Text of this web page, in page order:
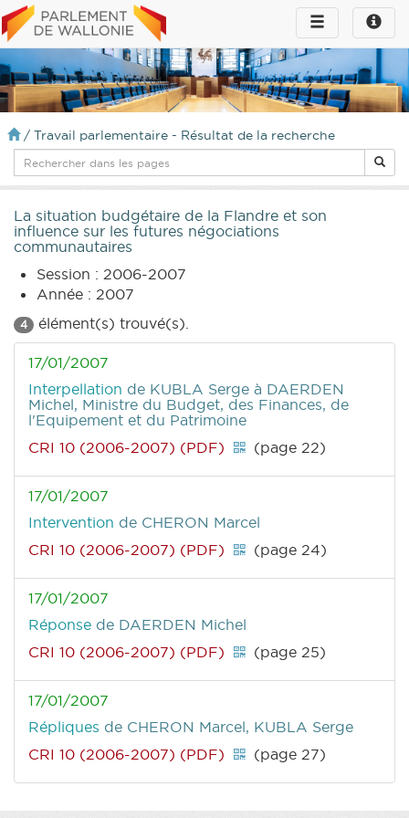
Toggle
infos
Toggle
navigation
/ Travail parlementaire - Résultat de la recherche
La situation budgétaire de la Flandre et son
influence sur les futures négociations
communautaires
Session : 2006-2007
Année : 2007
4 élément(s) trouvé(s).
17/01/2007
Interpellation de KUBLA Serge à DAERDEN
Michel, Ministre du Budget, des Finances, de
l'Equipement et du Patrimoine
CRI 10 (2006-2007) (PDF)
(page 22)
17/01/2007
Intervention de CHERON Marcel
CRI 10 (2006-2007) (PDF)
(page 24)
17/01/2007
Réponse de DAERDEN Michel
CRI 10 (2006-2007) (PDF)
(page 25)
17/01/2007
Répliques de CHERON Marcel, KUBLA Serge
CRI 10 (2006-2007) (PDF)
(page 27)